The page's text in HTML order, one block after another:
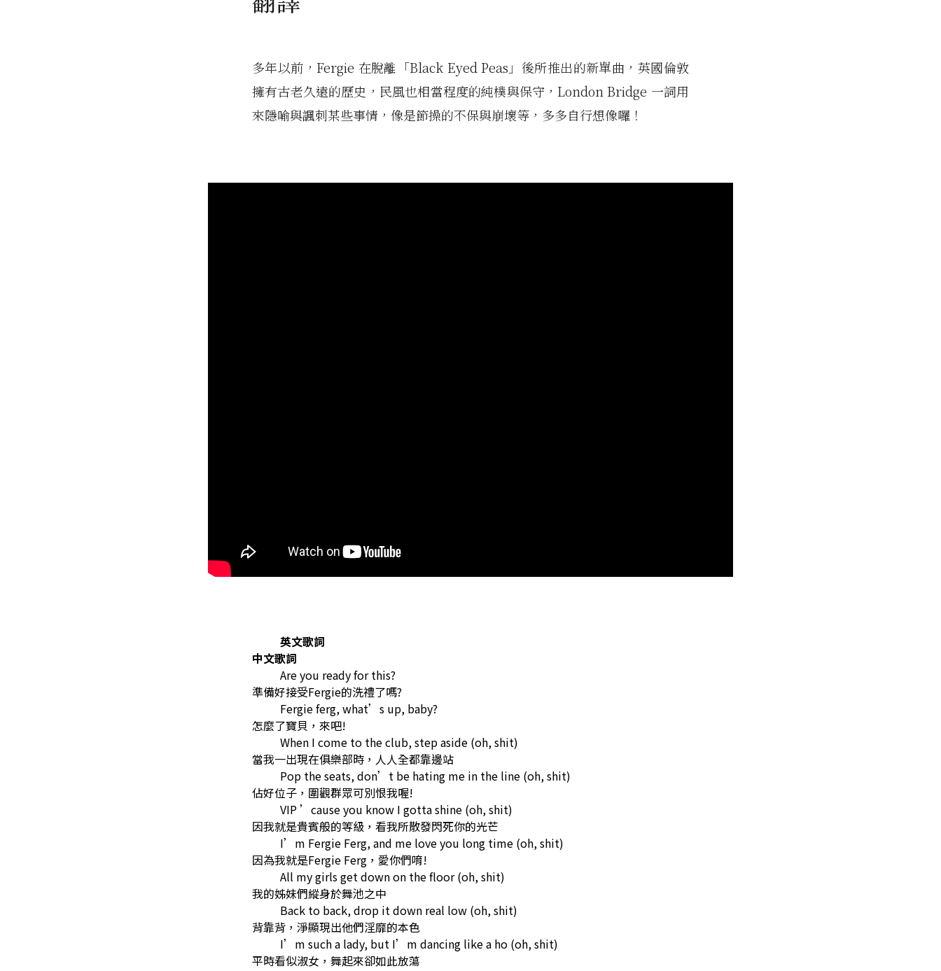
多年以前，Fergie 在脫離「Black Eyed Peas」後所推出的新單曲，英國倫敦
擁有古老久遠的歷史，民風也相當程度的純樸與保守，London Bridge 一詞用
來隱喻與諷刺某些事情，像是節操的不保與崩壞等，多多自行想像囉！
英文歌詞
中文歌詞
Are you ready for this?
準備好接受Fergie的洗禮了嗎?
Fergie ferg, what’s up, baby?
怎麼了寶貝，來吧!
When I come to the club, step aside (oh, shit)
當我一出現在俱樂部時，人人全都靠邊站
Pop the seats, don’t be hating me in the line (oh, shit)
佔好位子，圍觀群眾可別恨我喔!
VIP ’cause you know I gotta shine (oh, shit)
因我就是貴賓般的等級，看我所散發閃死你的光芒
I’m Fergie Ferg, and me love you long time (oh, shit)
因為我就是Fergie Ferg，愛你們唷!
All my girls get down on the floor (oh, shit)
我的姊妹們縱身於舞池之中
Back to back, drop it down real low (oh, shit)
背靠背，淨顯現出他們淫靡的本色
I’m such a lady, but I’m dancing like a ho (oh, shit)
平時看似淑女，舞起來卻如此放蕩